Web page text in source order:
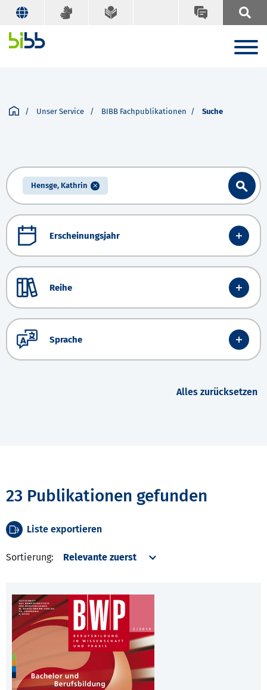
Unser Service BIBB Fachpublikationen Suche
Hensge, Kathrin
Erscheinungsjahr
Reihe
Sprache
Alles zurücksetzen
23 Publikationen gefunden
Liste exportieren
Sortierung: